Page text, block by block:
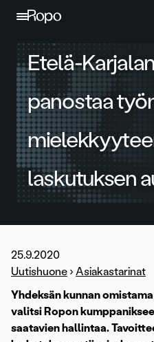
Jatka sisältöön
Etelä-
panostaa
laskutuksen
25.9.2020
Uutishuone › Asiakastarinat
Yhdeksän kunnan
valitsi Ropon
saatavien hallintaa.